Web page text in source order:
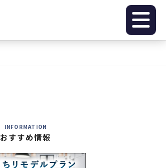
INFORMATION
おすすめ情報